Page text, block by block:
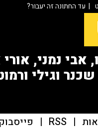
| עד החתונה זה יעבור?
נמני, אורי
שכנר וגילי
|
RSS
| פייסבוק